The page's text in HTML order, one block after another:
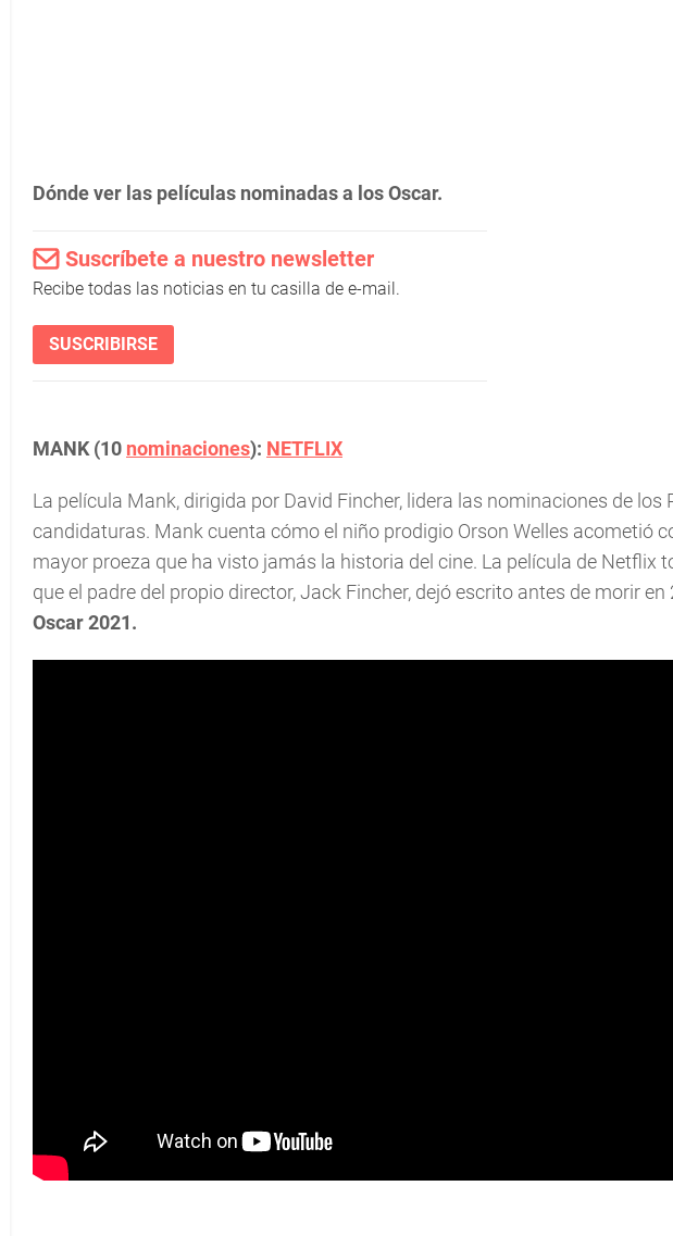
Dónde ver las películas nominadas a los Oscar.
Suscríbete a nuestro newsletter
Recibe todas las noticias en tu casilla de e-mail.
SUSCRIBIRSE
MANK (10 nominaciones): NETFLIX
La película Mank, dirigida por David Fincher, lidera las nominaciones de los
candidaturas. Mank cuenta cómo el niño prodigio Orson Welles acometió
mayor proeza que ha visto jamás la historia del cine. La película de Netflix
que el padre del propio director, Jack Fincher, dejó escrito antes de morir en
Oscar 2021.